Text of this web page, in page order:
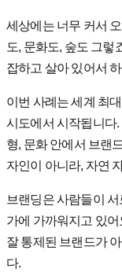
세상에는 너무 커서
도, 문화도, 숲도 그렇
잡하고 살아 있어서
이번 사례는 세계 최
시도에서 시작됩니다.
형, 문화 안에서 브랜
자인이 아니라, 자연
브랜딩은사람들이 서
가에 가까워지고 있어
잘 통제된 브랜드가
다.